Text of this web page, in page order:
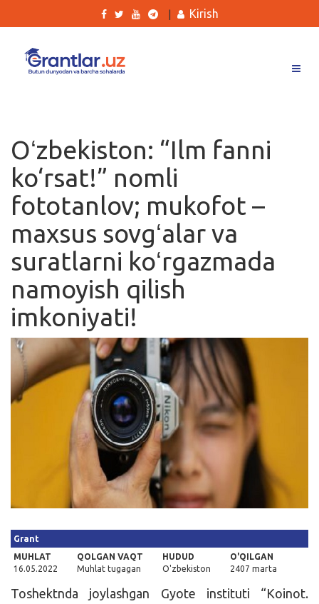
Ishlar
Kurslar
Blog
Yana
Qidirish
Kirish
Kirish
Oʻzbekiston: “Ilm fanni
ko‘rsat!” nomli
fototanlov; mukofot –
maxsus sovgʻalar va
suratlarni koʻrgazmada
namoyish qilish
imkoniyati!
Grant
MUHLAT
16.05.2022
QOLGAN VAQT
Muhlat tugagan
HUDUD
O'zbekiston
O'QILGAN
2407 marta
Toshektnda joylashgan Gyote instituti “Koinot.